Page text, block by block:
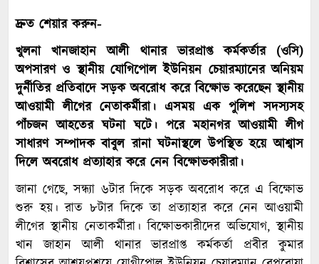
দ্রুত শেয়ার করুন-
খুলনা খানজাহান আলী থানার ভারপ্রাপ্ত কর্মকর্তার (ওসি)
অপসারণ ও স্থানীয় যোগিপোল ইউনিয়ন চেয়ারম্যানের অনিয়ম
দুর্নীতির প্রতিবাদে সড়ক অবরোধ করে বিক্ষোভ করেছেন স্থানীয়
আওয়ামী লীগের নেতাকর্মীরা। এসময় এক পুলিশ সদস্যসহ
পাঁচজন আহতের ঘটনা ঘটে। পরে মহানগর আওয়ামী লীগ
সাধারণ সম্পাদক বাবুল রানা ঘটনাস্থলে উপস্থিত হয়ে আশ্বাস
দিলে অবরোধ প্রত্যাহার করে নেন বিক্ষোভকারীরা।
জানা গেছে, সন্ধ্যা ৬টার দিকে সড়ক অবরোধ করে এ বিক্ষোভ
শুরু হয়। রাত ৮টার দিকে তা প্রত্যাহার করে নেন আওয়ামী
লীগের স্থানীয় নেতাকর্মীরা। বিক্ষোভকারীদের অভিযোগ, স্থানীয়
খান জাহান আলী থানার ভারপ্রাপ্ত কর্মকর্তা প্রবীর কুমার